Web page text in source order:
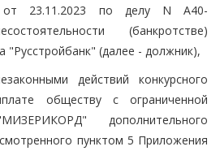
от 23.11.2023 по делу N А40-
(банкротстве)
"Русстройбанк" (далее - должник),
действий конкурсного
обществу с ограниченной
дополнительного
пунктом 5 Приложения